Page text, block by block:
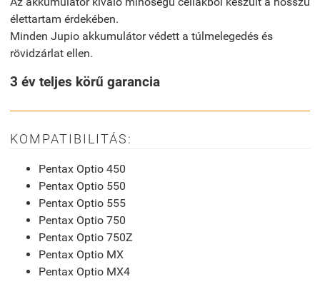
élettartam érdekében.
Minden Jupio akkumulátor védett a túlmelegedés és
rövidzárlat ellen.
3 év teljes körű garancia
KOMPATIBILITÁS:
Pentax Optio 450
Pentax Optio 550
Pentax Optio 555
Pentax Optio 750
Pentax Optio 750Z
Pentax Optio MX
Pentax Optio MX4